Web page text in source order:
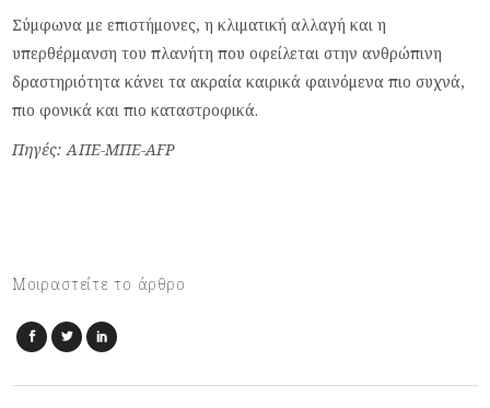
Σύμφωνα με επιστήμονες, η κλιματική αλλαγή και η
υπερθέρμανση του πλανήτη που οφείλεται στην ανθρώπινη
δραστηριότητα κάνει τα ακραία καιρικά φαινόμενα πιο συχνά,
πιο φονικά και πιο καταστροφικά.
Πηγές: ΑΠΕ-ΜΠΕ-AFP
Μοιραστείτε το άρθρο